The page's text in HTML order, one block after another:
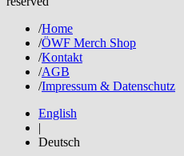
/Home
/ÖWF Merch Shop
/Kontakt
/AGB
/Impressum & Datenschutz
English
Deutsch